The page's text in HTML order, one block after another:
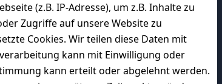
(z.B. IP-Adresse), um z.B. Inhalte zu
Zugriffe auf unsere Website zu
Cookies. Wir teilen diese Daten mit
kann mit Einwilligung oder
kann erteilt oder abgelehnt werden.
Impressum
Charity & Wohltätigkeit